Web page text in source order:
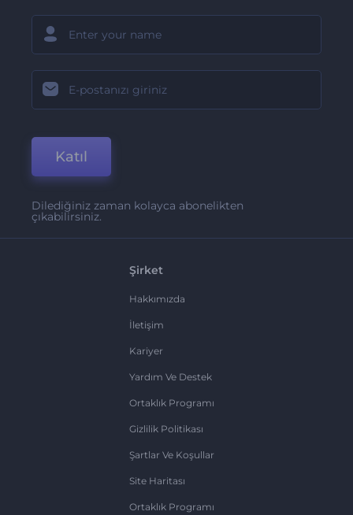
Katıl
Dilediğiniz zaman kolayca abonelikten
çıkabilirsiniz.
Şirket
Hakkımızda
İletişim
Kariyer
Yardım Ve Destek
Ortaklık Programı
Gizlilik Politikası
Şartlar Ve Koşullar
Site Haritası
Ortaklık Programı